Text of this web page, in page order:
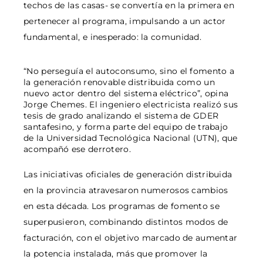
techos de las casas- se convertía en la primera en
pertenecer al programa, impulsando a un actor
fundamental, e inesperado: la comunidad.
“No perseguía el autoconsumo, sino el fomento a
la generación renovable distribuida como un
nuevo actor dentro del sistema eléctrico”, opina
Jorge Chemes. El ingeniero electricista realizó sus
tesis de grado analizando el sistema de GDER
santafesino, y forma parte del equipo de trabajo
de la Universidad Tecnológica Nacional (UTN), que
acompañó ese derrotero.
Las iniciativas oficiales de generación distribuida
en la provincia atravesaron numerosos cambios
en esta década. Los programas de fomento se
superpusieron, combinando distintos modos de
facturación, con el objetivo marcado de aumentar
la potencia instalada, más que promover la